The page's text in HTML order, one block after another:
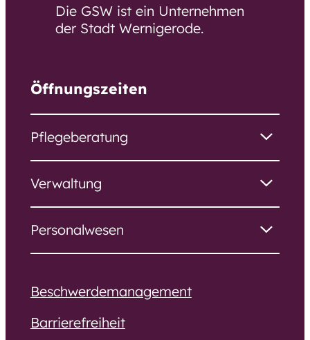
Ehrenamt
Die GSW ist ein Unternehmen
der Stadt Wernigerode.
Öffnungszeiten
Pflegeberatung
Verwaltung
Personalwesen
Beschwerdemanagement
Barrierefreiheit